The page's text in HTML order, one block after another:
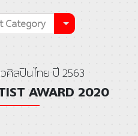
Category
ศิลปินไทย ปี 2563
AWARD 2020